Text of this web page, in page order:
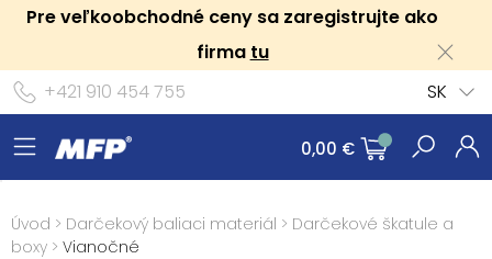
Pre veľkoobchodné ceny sa zaregistrujte ako
firma tu
+421 910 454 755
SK
0,00 €
Úvod > Darčekový baliaci materiál > Darčekové škatule a
boxy > Vianočné